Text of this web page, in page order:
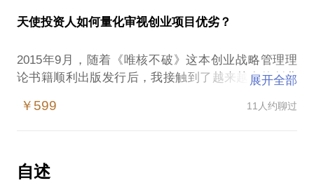
2020年开始以合投方式做天使投资，已经投资多个早
投资辅化100-200个，2024年300-500个。
如果你想创业，我可以谈谈从哪些方面为创业做出必
如果你在创业路上，孤军奋战，我可以提供一些观
和切入点选择依据；
如果你正在创业的瓶颈期，我可以和你探讨一下商业
商业模式，而丢失了行业发展的黄金期。结果，要么
是把创业项目演变成了一种生存习惯，每年挣着差不
后，却加速创业项目死亡。为什么会是这样？因为创
业之初，探索创新商业模式，与复制成功的商业模式
以快速做大企业，这两个过程，所需要的人才类型、
编，我可以给您救治良方；
天使投资人如何量化审视创业项目优劣？
2015年9月，随着《唯核不破》这本创业战略管理理
论书籍顺利出版发行后，我接触到了越来越多的创业
月，我已经阅读了多本来自于美国著名天使投资人的
测自己的几次创业项目，以及二十余个身边朋友的创
业项目时，发现结果惊人地准确。真正体会到：“成功
展开全部
￥599 11人约聊过
自述